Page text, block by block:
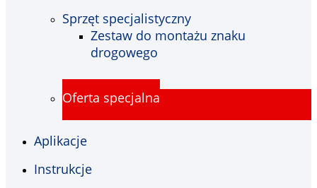
Sprzęt specjalistyczny
Zestaw do montażu znaku
drogowego
Oferta specjalna
Aplikacje
Instrukcje